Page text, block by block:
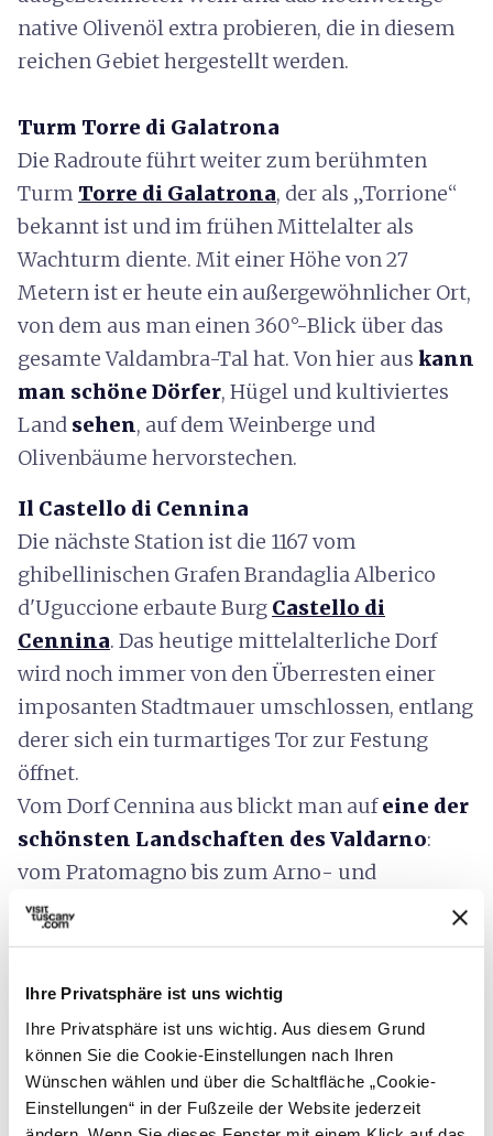
Ihre Privatsphäre ist uns wichtig
Ihre Privatsphäre ist uns wichtig. Aus diesem Grund
können Sie die Cookie-Einstellungen nach Ihren
Wünschen wählen und über die Schaltfläche „Cookie-
Einstellungen“ in der Fußzeile der Website jederzeit
native Olivenöl extra probieren, die in diesem
reichen Gebiet hergestellt werden.
Turm Torre di Galatrona
Die Radroute führt weiter zum berühmten
Turm Torre di Galatrona, der als „Torrione“
bekannt ist und im frühen Mittelalter als
Wachturm diente. Mit einer Höhe von 27
Metern ist er heute ein außergewöhnlicher Ort,
von dem aus man einen 360°-Blick über das
gesamte Valdambra-Tal hat. Von hier aus kann
man schöne Dörfer, Hügel und kultiviertes
Land sehen, auf dem Weinberge und
Olivenbäume hervorstechen.
Il Castello di Cennina
Die nächste Station ist die 1167 vom
ghibellinischen Grafen Brandaglia Alberico
d'Uguccione erbaute Burg Castello di
Cennina. Das heutige mittelalterliche Dorf
wird noch immer von den Überresten einer
imposanten Stadtmauer umschlossen, entlang
derer sich ein turmartiges Tor zur Festung
öffnet.
Vom Dorf Cennina aus blickt man aufeine der
schönsten Landschaften des Valdarno:
vom Pratomagno bis zum Arno- und
Ambratal, von Civitella und dem Valdichiana
Pergine Valdarno
Die Radtour kann mit einem Besuch in
Pergine Valdarnoenden, das fast in der Mitte
des geografischen Dreiecks der Provinzen
Arezzo, Siena und Florenz liegt. Diebäuerliche